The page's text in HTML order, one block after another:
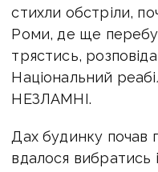
стихли обстріли,
Роми, де ще
трястись,
Національний
НЕЗЛАМНІ.
Дах будинку почав
вдалося вибратись